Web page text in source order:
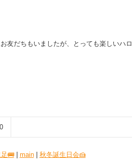
友だちもいましたが、とっても楽しいハ
🚌| main| 秋冬誕生日会🍰